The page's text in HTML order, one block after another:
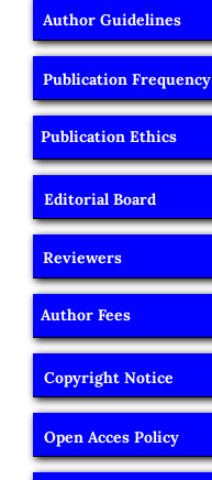
Author Guidelines
Publication Frequency
Publication Ethics
Editorial Board
Reviewers
Author Fees
Copyright Notice
Open Acces Policy